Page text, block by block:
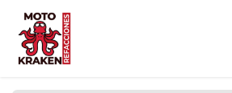
Ir al contenido